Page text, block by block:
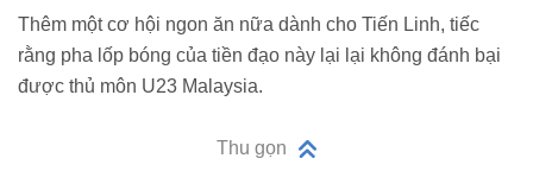
Thêm một cơ hội ngon ăn nữa dành cho Tiến Linh, tiếc
rằng pha lốp bóng của tiền đạo này lại lại không đánh bại
được thủ môn U23 Malaysia.
Thu gọn